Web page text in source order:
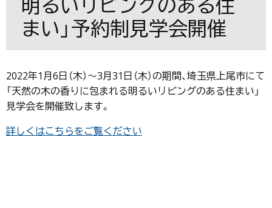
明るいリビングのある住
まい」予約制見学会開催
2022年1月6日（木）～3月31日（木）の期間、埼玉県上尾市にて
「天然の木の香りに包まれる明るいリビングのある住まい」
見学会を開催致します。
詳しくはこちらをご覧ください